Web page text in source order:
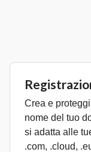
Crea e
nome del tuo
si adatta alle
.com, .cloud,